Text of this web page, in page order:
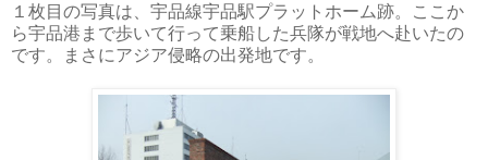
１枚目の写真は、宇品線宇品駅プラットホーム跡。ここか
ら宇品港まで歩いて行って乗船した兵隊が戦地へ赴いたの
です。まさにアジア侵略の出発地です。